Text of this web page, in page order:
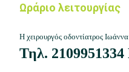
Ωράριο λειτουργίας
Η χειρουργός οδοντίατρος
Τηλ. 2109951334